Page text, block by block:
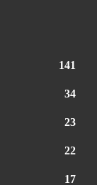
141
34
23
22
17